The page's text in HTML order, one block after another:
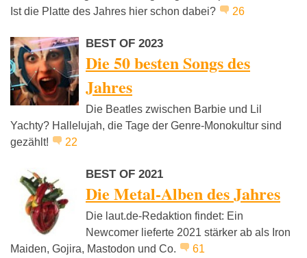
Ist die Platte des Jahres hier schon dabei?
26
BEST OF 2023
Die 50 besten Songs des
Jahres
Die Beatles zwischen Barbie und Lil
Yachty? Hallelujah, die Tage der Genre-Monokultur sind
gezählt!
22
BEST OF 2021
Die Metal-Alben des Jahres
Die laut.de-Redaktion findet: Ein
Newcomer lieferte 2021 stärker ab als Iron
Maiden, Gojira, Mastodon und Co.
61